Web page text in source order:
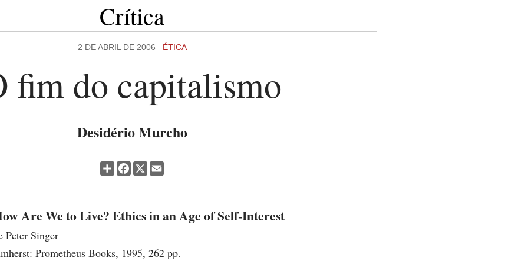
Crítica
2 DE ABRIL DE 2006 ÉTICA
fim do capitalismo
Desidério Murcho
Partilhar
Facebook
X
Are We to Live? Ethics in an Age of Self-Interest
Peter Singer
Prometheus Books, 1995, 262 pp.